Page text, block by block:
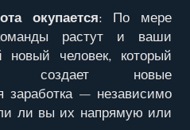
окупается: По мере
растут и ваши
человек, который
создает новые
заработка — независимо
ли вы их напрямую или